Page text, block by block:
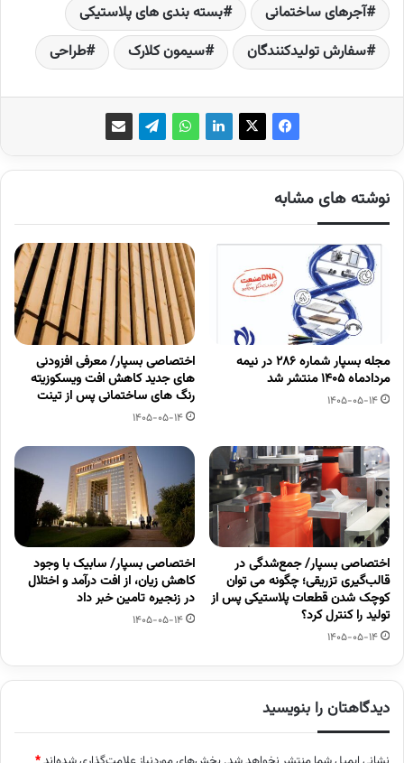
آجرهای ساختمانی
بسته­ بندی ­های پلاستیکی
سفارش تولیدکنندگان
سیمون کلارک طراحی
نوشته های مشابه
مجله بسپار شماره 286 در نیمه
مردادماه 1405 منتشر شد
1405-05-14
اختصاصی بسپار/ معرفی افزودنی
های جدید کاهش افت ویسکوزیته
رنگ های ساختمانی پس از تینت
1405-05-14
اختصاصی بسپار/ جمع‌شدگی در
قالب‌گیری تزریقی؛ چگونه می توان
کوچک شدن قطعات پلاستیکی پس از
تولید را کنترل کرد؟
1405-05-14
اختصاصی بسپار/ سابیک با وجود
کاهش زیان، از افت درآمد و اختلال
در زنجیره تامین خبر داد
1405-05-14
دیدگاهتان را بنویسید